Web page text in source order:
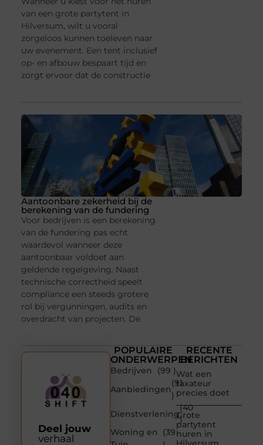
van een grote partytent in
Hilversum, wilt u vooral
zorgeloos kunnen toeleven naar
uw evenement. Een tent inclusief
op- en afbouw bespaart tijd en
zorgt ervoor dat de constructie
Aantoonbare zekerheid bij de
berekening van de fundering
Voor bedrijven is een berekening
van de fundering pas echt
waardevol wanneer deze
aantoonbaar voldoet aan
geldende regelgeving. Naast
technische correctheid speelt
compliance een steeds grotere
rol bij vergunningen, audits en
overdracht van projecten. De
POPULAIRE
ONDERWERPEN
Bedrijven
(99 )
Aanbiedingen
(91
)
Dienstverlening
(40
)
Woning en
(39
RECENTE
BERICHTEN
Wat een
taxateur
precies doet
Grote
partytent
huren in
Deel jouw
verhaal